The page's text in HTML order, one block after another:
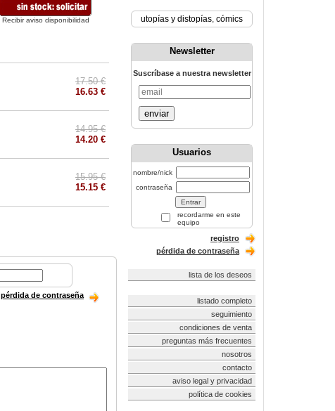
Recibir aviso disponibilidad
17.50 €
16.63 €
14.95 €
14.20 €
15.95 €
15.15 €
pérdida de contraseña
utopías y distopías, cómics
Newsletter
Suscríbase a nuestra newsletter
enviar
Usuarios
nombre/nick
contraseña
recordarme en este
equipo
registro
pérdida de contraseña
lista de los deseos
listado completo
seguimiento
condiciones de venta
preguntas más frecuentes
nosotros
contacto
aviso legal y privacidad
política de cookies